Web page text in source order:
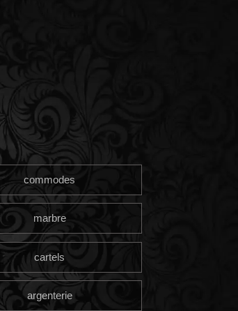
commodes
marbre
cartels
argenterie